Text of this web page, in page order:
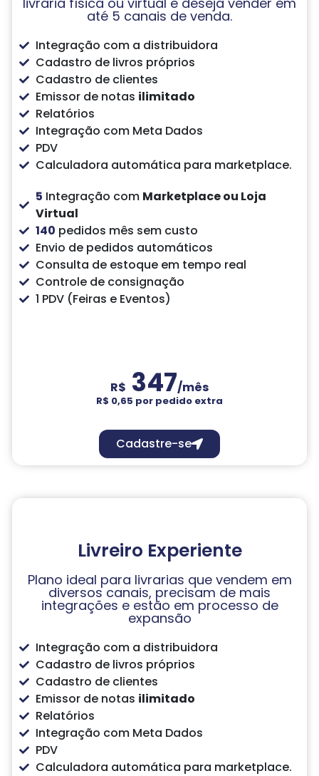
até 5 canais de venda.
Integração com a distribuidora
Cadastro de livros próprios
Cadastro de clientes
Emissor de notas ilimitado
Relatórios
Integração com Meta Dados
PDV
Calculadora automática para marketplace.
5 Integração com Marketplace ou Loja
Virtual
140 pedidos mês sem custo
Envio de pedidos automáticos
Consulta de estoque em tempo real
Controle de consignação
1 PDV (Feiras e Eventos)
R$ 347/mês
R$ 0,65 por pedido extra
Cadastre-se
Livreiro Experiente
Plano ideal para livrarias que vendem em
diversos canais, precisam de mais
integrações e estão em processo de
expansão
Integração com a distribuidora
Cadastro de livros próprios
Cadastro de clientes
Emissor de notas ilimitado
Relatórios
Integração com Meta Dados
PDV
Calculadora automática para marketplace.